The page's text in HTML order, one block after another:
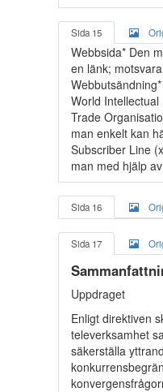
Sida 15
Webbsida* Den
en länk;
World
Trade
man enkelt kan
Subscriber Line
man med hjälp
Sida 16
Sida 17
Uppdraget
Enligt direktiven
televerksamhet
säkerställa